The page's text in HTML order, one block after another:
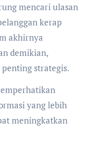
mencari ulasan
kerap
akhirnya
demikian,
strategis.
yang lebih
meningkatkan